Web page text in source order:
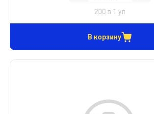
200 в 1 уп
В корзину